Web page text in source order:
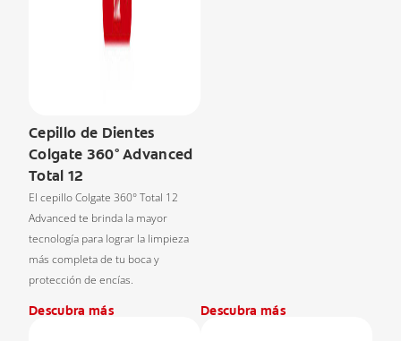
Cepillo de Dientes
Colgate 360° Advanced
Total 12
El cepillo Colgate 360° Total 12
Advanced te brinda la mayor
tecnología para lograr la limpieza
más completa de tu boca y
protección de encías.
Descubra más Descubra más